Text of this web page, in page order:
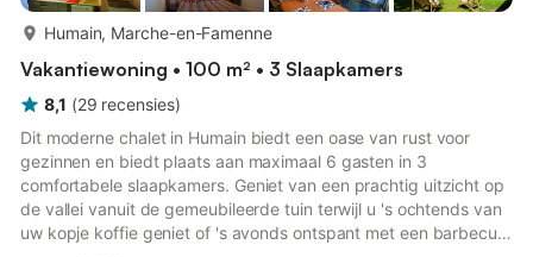
Humain, Marche-en-Famenne
Vakantiewoning • 100 m² • 3 Slaapkamers
8,1 (29 recensies)
Dit moderne chalet in Humain biedt een oase van rust voor
gezinnen en biedt plaats aan maximaal 6 gasten in 3
comfortabele slaapkamers. Geniet van een prachtig uitzicht op
de vallei vanuit de gemeubileerde tuin terwijl u 's ochtends van
uw kopje koffie geniet of 's avonds ontspant met een barbecue.